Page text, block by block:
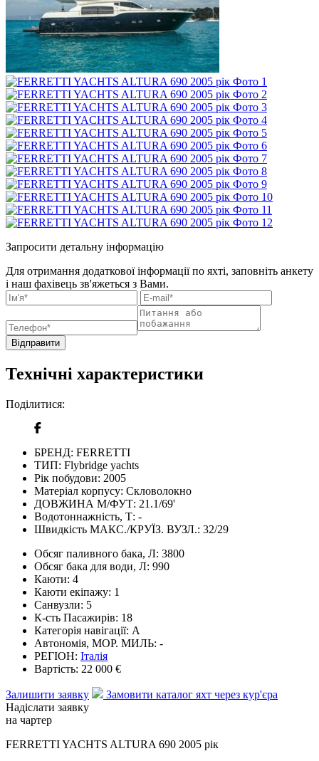
Запросити детальну інформацію
Для отримання додаткової інформації по яхті, заповніть анкету
і наш фахівець зв'яжеться з Вами.
Відправити
Технічні характеристики
Поділитися:
БРЕНД: FERRETTI
ТИП: Flybridge yachts
Рік побудови: 2005
Матеріал корпусу: Скловолокно
ДОВЖИНА М/ФУТ: 21.1/69'
Водотоннажність, Т: -
Швидкість МАКС./КРУЇЗ. ВУЗЛ.: 32/29
Обсяг паливного бака, Л: 3800
Обсяг бака для води, Л: 990
Каюти: 4
Каюти екіпажу: 1
Санвузли: 5
К-сть Пасажирів: 18
Категорія навігації: A
Автономія, МОР. МИЛЬ: -
РЕГІОН: Італія
Вартість: 22 000 €
Залишити заявку
Замовити каталог яхт через кур'єра
Надіслати заявку
на чартер
FERRETTI YACHTS ALTURA 690 2005 рік